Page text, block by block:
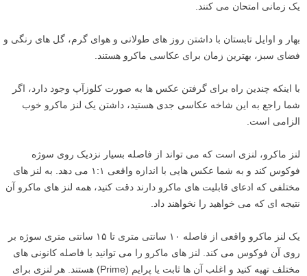
یک زمانی امتحان می کنند.
بهار و اوایل تابستان با داشتن روز های طولانی و هوای گرم، گل های رنگی و
فضای سبز، بهترین زمان برای عکاسی ماکرو هستند.
با اینکه چندین راه برای گرفتن عکس ها به صورت کلوزآپ وجود دارد، اگر
شما راجع به این شاخه عکاسی جدی هستید، داشتن یک لنز ماکرو خوب
الزامی است.
لنز ماکرو، لنزی است که می تواند از فاصله بسیار نزدیک روی سوژه
فوکوس کند و به شما عکس هایی با اندازه واقعی ۱:۱ می دهد. به لنز های
مختلفی که ادعای قابلیت های ماکرو دارند دقت کنید، همه لنز های ماکرو آن
نتیجه ای که می خواهید را نخواهند داد.
یک لنز ماکرو واقعی از فاصله ۱۰ سانتی متری تا ۱۵ سانتی متری سوژه بر
روی آن فوکوس می کند. لنز های ماکرو را می توانید با فاصله کانونی های
مختلف تهیه کنید و اغلب آن ها ثابت یا پرایم (Prime) هستند. هر لنزی برای